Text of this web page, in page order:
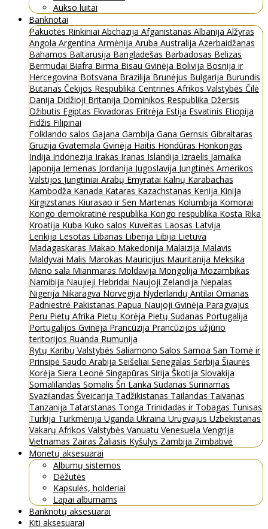
Aukso luitai
Banknotai
Pakuotės Rinkiniai Abchazija Afganistanas Albanija Alžyras
Angola Argentina Armėnija Aruba Australija Azerbaidžanas
Bahamos Baltarusija Bangladešas Barbadosas Belizas
Bermudai Biafra Birma Bisau Gvinėja Bolivija Bosnija ir
Hercegovina Botsvana Brazilija Brunėjus Bulgarija Burundis
Butanas Čekijos Respublika Centrinės Afrikos Valstybės Čilė
Danija Didžioji Britanija Dominikos Respublika Džersis
Džibutis Egiptas Ekvadoras Eritrėja Estija Esvatinis Etiopija
Fidžis Filipinai
Folklando salos Gajana Gambija Gana Gernsis Gibraltaras
Gruzija Gvatemala Gvinėja Haitis Hondūras Honkongas
Indija Indonezija Irakas Iranas Islandija Izraelis Jamaika
Japonija Jemenas Jordanija Jugoslavija Jungtinės Amerikos
Valstijos Jungtiniai Arabų Emyratai Kalnų Karabachas
Kambodža Kanada Kataras Kazachstanas Kenija Kinija
Kirgizstanas Kiurasao ir Sen Martenas Kolumbija Komorai
Kongo demokratinė respublika Kongo respublika Kosta Rika
Kroatija Kuba Kuko salos Kuveitas Laosas Latvija
Lenkija Lesotas Libanas Liberija Libija Lietuva
Madagaskaras Makao Makedonija Malaizija Malavis
Maldyvai Malis Marokas Mauricijus Mauritanija Meksika
Meno sala Mianmaras Moldavija Mongolija Mozambikas
Namibija Naujieji Hebridai Naujoji Zelandija Nepalas
Nigerija Nikaragva Norvegija Nyderlandų Antilai Omanas
Padniestrė Pakistanas Papua Naujoji Gvinėja Paragvajus
Peru Pietų Afrika Pietų Korėja Pietų Sudanas Portugalija
Portugalijos Gvinėja Prancūzija Prancūzijos užjūrio
teritorijos Ruanda Rumunija
Rytų Karibų Valstybės Saliamono Salos Samoa San Tomė ir
Prinsipė Saudo Arabija Seišeliai Senegalas Serbija Šiaurės
Korėja Siera Leonė Singapūras Sirija Škotija Slovakija
Somalilandas Somalis Šri Lanka Sudanas Surinamas
Svazilandas Šveicarija Tadžikistanas Tailandas Taivanas
Tanzanija Tatarstanas Tonga Trinidadas ir Tobagas Tunisas
Turkija Turkmėnija Uganda Ukraina Urugvajus Uzbekistanas
Vakarų Afrikos Valstybės Vanuatu Venesuela Vengrija
Vietnamas Zairas Žaliasis Kyšulys Zambija Zimbabvė
Monetų aksesuarai
Albumų sistemos
Dėžutės
Kapsulės, holderiai
Lapai albumams
Banknotų aksesuarai
Kiti aksesuarai